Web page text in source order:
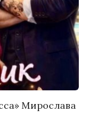
Мирослава